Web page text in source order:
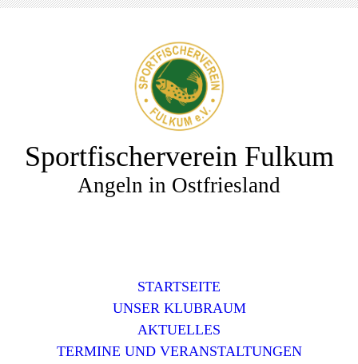
Sportfischerverein Fulkum
Angeln in Ostfriesland
STARTSEITE
UNSER KLUBRAUM
AKTUELLES
TERMINE UND VERANSTALTUNGEN